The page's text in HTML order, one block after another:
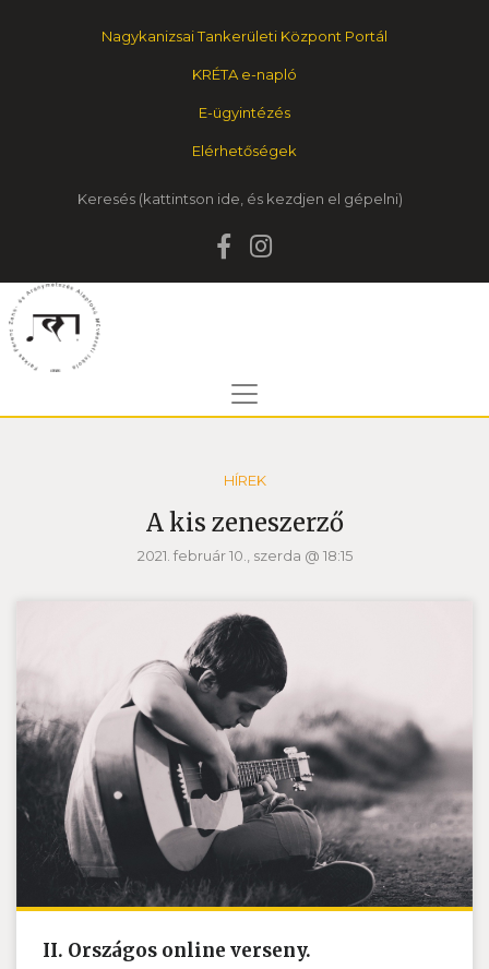
Nagykanizsai Tankerületi Központ Portál
KRÉTA e-napló
E-ügyintézés
Elérhetőségek
Keresés
HÍREK
A kis zeneszerző
2021. február 10., szerda @ 18:15
II. Országos online verseny.